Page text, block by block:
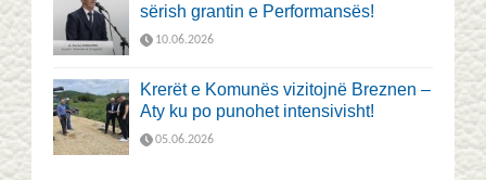
sërish grantin e Performansës!
10.06.2026
Krerët e Komunës vizitojnë Breznen –
Aty ku po punohet intensivisht!
05.06.2026